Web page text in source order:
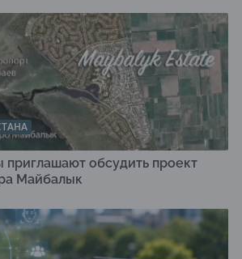
обсудить проект
Майбалык